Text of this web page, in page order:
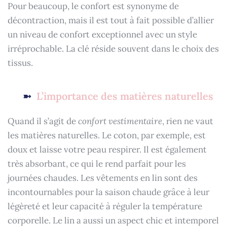
Pour beaucoup, le confort est synonyme de
décontraction, mais il est tout à fait possible d’allier
un niveau de confort exceptionnel avec un style
irréprochable. La clé réside souvent dans le choix des
tissus.
L’importance des matières naturelles
Quand il s’agit deconfort vestimentaire, rien ne vaut
les matières naturelles. Le coton, par exemple, est
doux et laisse votre peau respirer. Il est également
très absorbant, ce qui le rend parfait pour les
journées chaudes. Les vêtements en lin sont des
incontournables pour la saison chaude grâce à leur
légèreté et leur capacité à réguler la température
corporelle. Le lin a aussi un aspect chic et intemporel